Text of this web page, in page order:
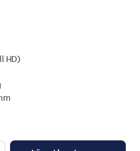
HD)